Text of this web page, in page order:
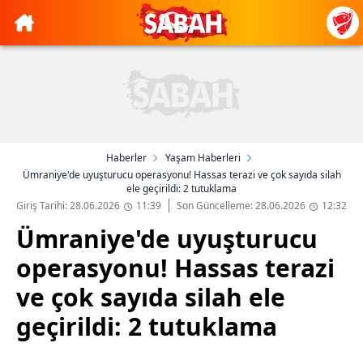
Haberler
Yaşam Haberleri
Ümraniye'de uyuşturucu operasyonu! Hassas terazi ve çok sayıda silah
ele geçirildi: 2 tutuklama
Giriş Tarihi: 28.06.2026
11:39 Son Güncelleme: 28.06.2026 12:32
Ümraniye'de uyuşturucu
operasyonu! Hassas terazi
ve çok sayıda silah ele
geçirildi: 2 tutuklama